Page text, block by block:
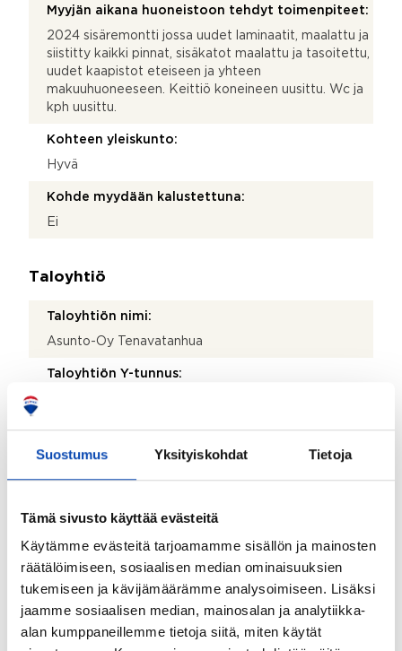
Suostumus Yksityiskohdat Tietoja
Tämä sivusto käyttää evästeitä
Käytämme evästeitä tarjoamamme sisällön ja mainosten
räätälöimiseen, sosiaalisen median ominaisuuksien
tukemiseen ja kävijämäärämme analysoimiseen. Lisäksi
jaamme sosiaalisen median, mainosalan ja analytiikka-
alan kumppaneillemme tietoja siitä, miten käytät
Myyjän aikana huoneistoon tehdyt toimenpiteet:
2024 sisäremontti jossa uudet laminaatit, maalattu ja
siistitty kaikki pinnat, sisäkatot maalattu ja tasoitettu,
uudet kaapistot eteiseen ja yhteen
makuuhuoneeseen. Keittiö koneineen uusittu. Wc ja
kph uusittu.
Kohteen yleiskunto:
Hyvä
Kohde myydään kalustettuna:
Ei
Taloyhtiö
Taloyhtiön nimi:
Asunto-Oy Tenavatanhua
Taloyhtiön Y-tunnus:
Kiinteistönhoidosta vastaa:
Huoltoyhtiö
Kotikatu Oy
Isännöitsijätoimisto:
Lahden Isännöintitoimisto
Isännöitsijän nimi:
Kari Lindqvist